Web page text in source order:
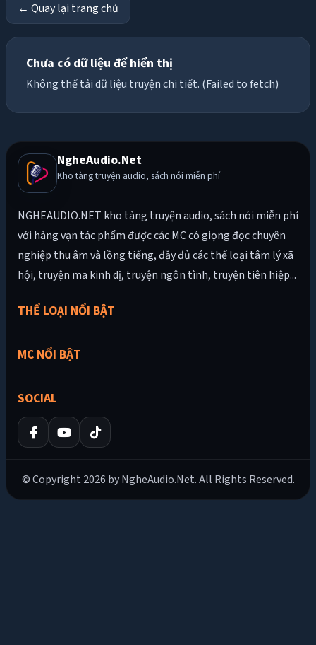
← Quay lại trang chủ
Chưa có dữ liệu để hiển thị
Không thể tải dữ liệu truyện chi tiết. (Failed to fetch)
NgheAudio.Net
Kho tàng truyện audio, sách nói miễn phí
NGHEAUDIO.NET kho tàng truyện audio, sách nói miễn phí
với hàng vạn tác phẩm được các MC có giọng đọc chuyên
nghiệp thu âm và lồng tiếng, đầy đủ các thể loại tâm lý xã
hội, truyện ma kinh dị, truyện ngôn tình, truyện tiên hiệp...
THỂ LOẠI NỔI BẬT
MC NỔI BẬT
SOCIAL
© Copyright 2026 by NgheAudio.Net. All Rights Reserved.